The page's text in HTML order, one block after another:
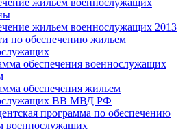
жильем военнослужащих
жильем военнослужащих 2013
по обеспечению жильем
обеспечения военнослужащих
обеспечения жильем
ВВ МВД РФ
программа по обеспечению
военнослужащих